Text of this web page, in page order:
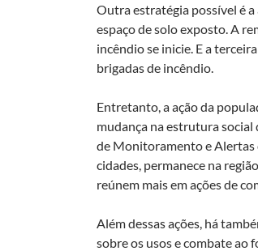
Outra estratégia possível é
espaço de solo exposto. A
incêndio se inicie. E a
brigadas de incêndio.
Entretanto, a ação da
mudança na estrutura
de Monitoramento e Alertas
cidades, permanece na
reúnem mais em ações de
Além dessas ações, há
sobre os usos e combate ao